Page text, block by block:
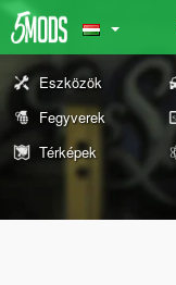
Eszközök
Fegyverek
Térképek